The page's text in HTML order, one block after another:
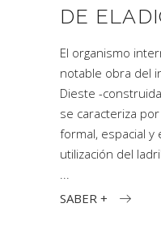
DE
El organismo
notable obra del
Dieste -
se caracteriza
formal, espacial y
utilización del
SABER +